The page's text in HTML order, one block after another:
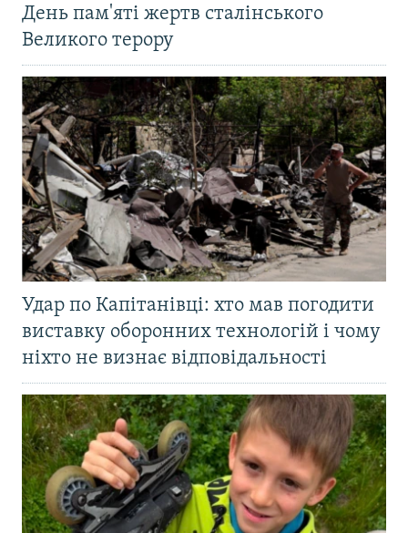
День пам'яті жертв сталінського
Великого терору
Удар по Капітанівці: хто мав погодити
виставку оборонних технологій і чому
ніхто не визнає відповідальності